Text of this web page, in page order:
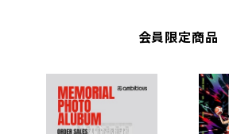
会員限定商品